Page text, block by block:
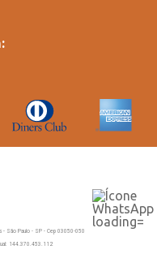
- São Paulo - SP - Cep 03050-050
144.370.453.112